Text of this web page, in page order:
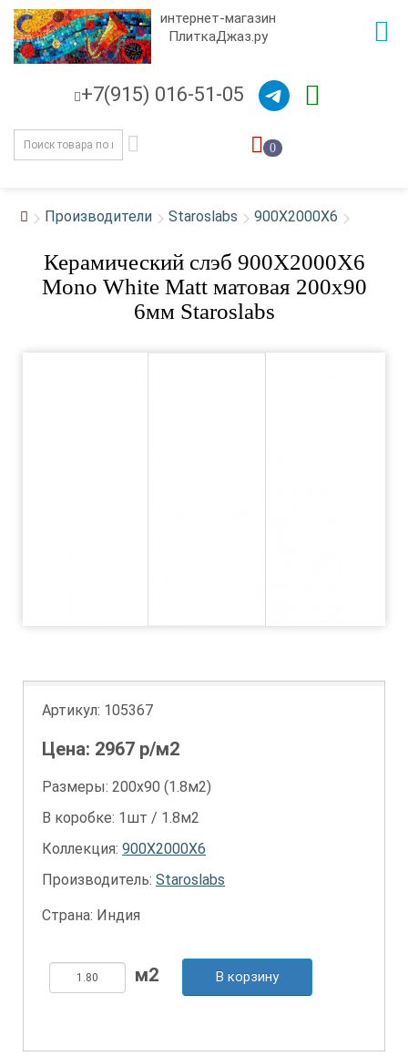
интернет-магазин
ПлиткаДжаз.ру
+7(915) 016-51-05
0
Производители Staroslabs 900X2000X6
Керамический слэб 900X2000X6
Mono White Matt матовая 200x90
6мм Staroslabs
Артикул: 105367
Цена: 2967 р/м2
Размеры: 200х90 (1.8м2)
В коробке: 1шт / 1.8м2
Коллекция: 900X2000X6
Производитель: Staroslabs
Страна: Индия
В корзину